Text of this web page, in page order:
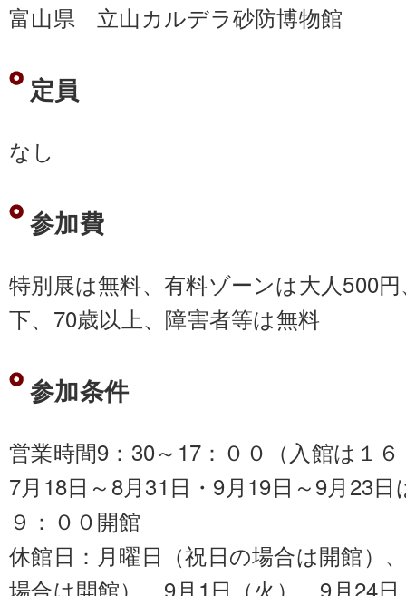
富山県 立山カルデラ砂防博物館
定員
なし
参加費
特別展は無料、有料ゾーンは大人500
下、70歳以上、障害者等は無料
参加条件
営業時間9：30～17：００（入館は１
7月18日～8月31日・9月19日～9月23
９：００開館
休館日：月曜日（祝日の場合は開館）
場合は開館）、9月1日（火）、9月24